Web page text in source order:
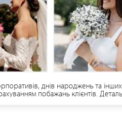
днів народжень та
побажань клієнтів.